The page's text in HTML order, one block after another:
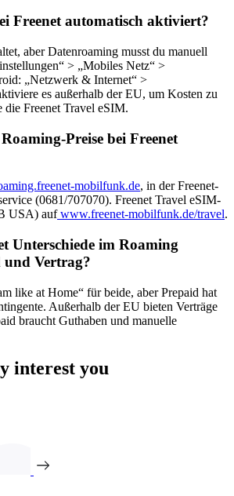
Freenet automatisch aktiviert?
aber Datenroaming musst du manuell
> „Mobiles Netz“ >
„Netzwerk & Internet“ >
es außerhalb der EU, um Kosten zu
die Freenet Travel eSIM.
Preise bei Freenet
mobilfunk.de, in der Freenet-
(0681/707070). Freenet Travel eSIM-
USA) auf www.freenet-mobilfunk.de/travel.
Unterschiede im Roaming
und Vertrag?
like at Home“ für beide, aber Prepaid hat
Außerhalb der EU bieten Verträge
braucht Guthaben und manuelle
interest you